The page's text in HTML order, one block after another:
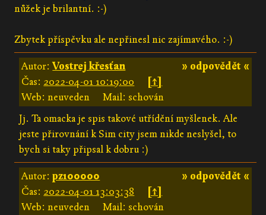
nůžek je brilantní. :-)
Zbytek příspěvku ale nepřinesl nic zajímavého. :-)
» odpovědět «
Autor:Vostrej křesťan
Čas: 2022-04-01 10:19:00
[↑]
Web: neuveden
Mail: schován
Jj. Ta omacka je spis takové utřídění myšlenek. Ale
jeste přirovnání k Sim city jsem nikde neslyšel, to
bych si taky připsal k dobru :)
» odpovědět «
Autor:pz100000
Čas: 2022-04-01 13:03:38
[↑]
Web: neuveden
Mail: schován